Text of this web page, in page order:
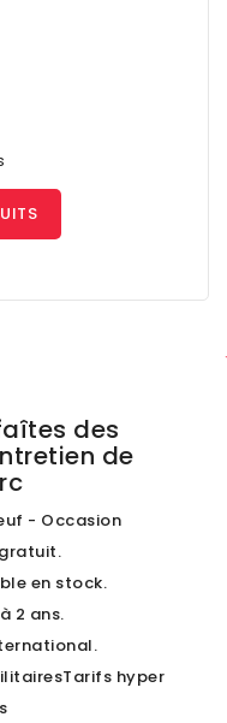
des
de
- Occasion
en stock.
2 ans.
hyper